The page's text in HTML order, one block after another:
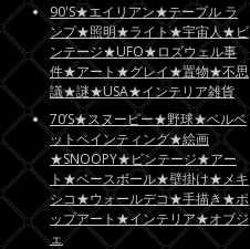
90'S★エイリアン★テーブル ラ
ンプ★照明★ライト★宇宙人★ビ
ンテージ★UFO★ロズウェル事
件★アート★グレイ★置物★不思
議★謎★USA★インテリア雑貨
70’S★スヌーピー★野球★ベルベ
ットペインティング★絵画
★SNOOPY★ビンテージ★アー
ト★ベースボール★壁掛け★メキ
シコ★ウォールデコ★手描き★ポ
ップアート★インテリア★オブジ
ェ